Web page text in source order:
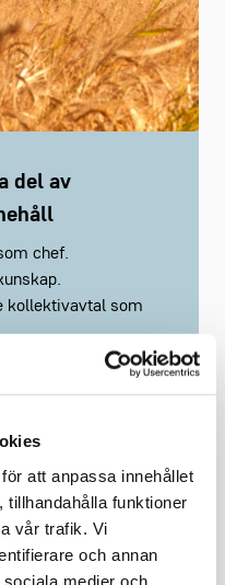
att anpassa innehållet
tillhandahålla funktioner
vår trafik. Vi
och annan
medier och
del av
chef.
kollektivavtal som